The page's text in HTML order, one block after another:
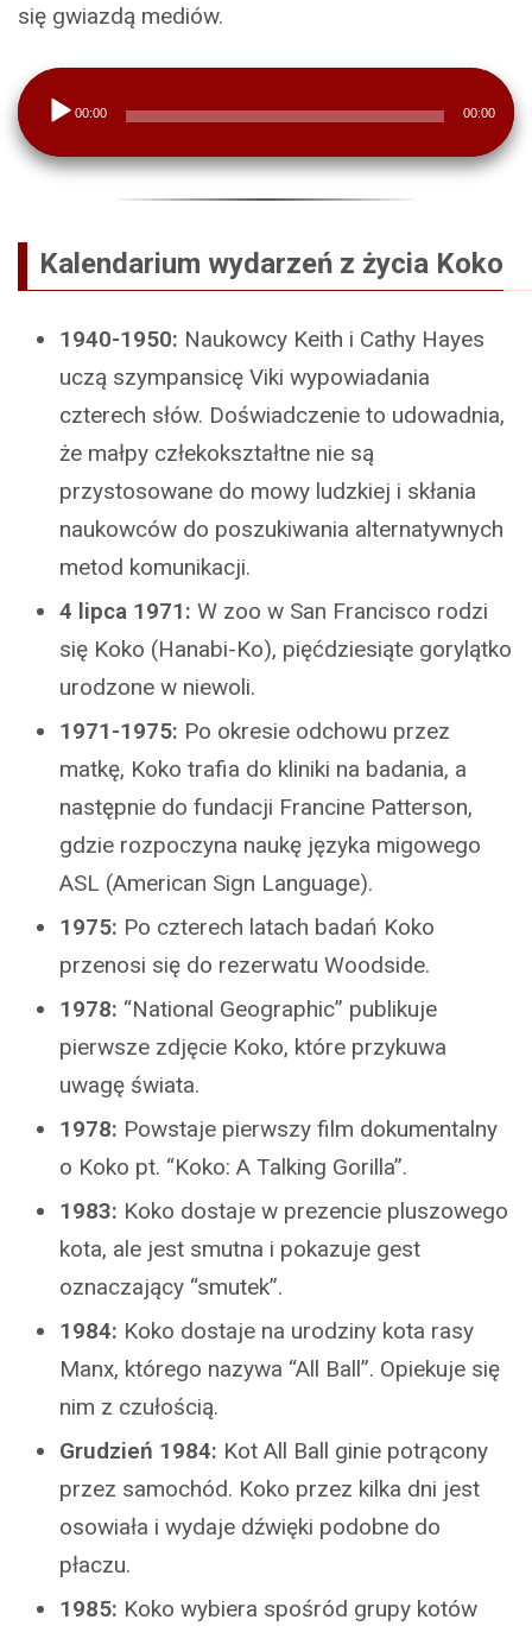
się gwiazdą mediów.
Odtwarzacz
plików
dźwiękowych
00:00 00:00
Kalendarium wydarzeń z życia Koko
1940-1950: Naukowcy Keith i Cathy Hayes
uczą szympansicę Viki wypowiadania
czterech słów. Doświadczenie to udowadnia,
że małpy człekokształtne nie są
przystosowane do mowy ludzkiej i skłania
naukowców do poszukiwania alternatywnych
metod komunikacji.
4 lipca 1971: W zoo w San Francisco rodzi
się Koko (Hanabi-Ko), pięćdziesiąte gorylątko
urodzone w niewoli.
1971-1975: Po okresie odchowu przez
matkę, Koko trafia do kliniki na badania, a
następnie do fundacji Francine Patterson,
gdzie rozpoczyna naukę języka migowego
ASL (American Sign Language).
1975: Po czterech latach badań Koko
przenosi się do rezerwatu Woodside.
1978: “National Geographic” publikuje
pierwsze zdjęcie Koko, które przykuwa
uwagę świata.
1978: Powstaje pierwszy film dokumentalny
o Koko pt. “Koko: A Talking Gorilla”.
1983: Koko dostaje w prezencie pluszowego
kota, ale jest smutna i pokazuje gest
oznaczający “smutek”.
1984: Koko dostaje na urodziny kota rasy
Manx, którego nazywa “All Ball”. Opiekuje się
nim z czułością.
Grudzień 1984: Kot All Ball ginie potrącony
przez samochód. Koko przez kilka dni jest
osowiała i wydaje dźwięki podobne do
płaczu.
1985: Koko wybiera spośród grupy kotów